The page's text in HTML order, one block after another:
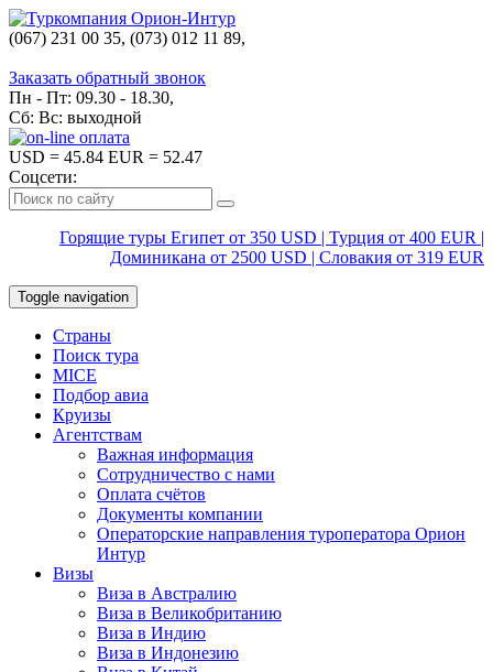
(067) 231 00 35, (073) 012 11 89,
Заказать обратный звонок
Пн - Пт: 09.30 - 18.30,
Сб: Вс: выходной
USD = 45.84 EUR = 52.47
Соцсети:
Горящие туры Египет от 350 USD | Турция от 400 EUR |
Доминикана от 2500 USD | Словакия от 319 EUR
Toggle navigation
Страны
Поиск тура
MICE
Подбор авиа
Круизы
Агентствам
Важная информация
Сотрудничество с нами
Оплата счётов
Документы компании
Операторские направления туроператора Орион
Интур
Визы
Виза в Австралию
Виза в Великобританию
Виза в Индию
Виза в Индонезию